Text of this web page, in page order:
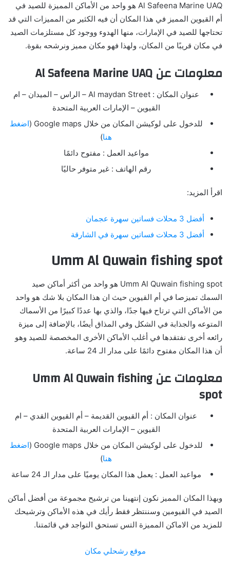
Al Safeena Marine UAQ هو واحد من الأماكن المميزة للصيد في
أم القيوين المميز في هذا المكان أن فيه الكثير من المميزات التي قد
تحتاجها للصيد في الإمارات، منها الهدوء ووجود كل مستلزمات الصيد
في مكان قريبًا من المكان، ولهذا فهو مكان مميز ونرشحه بقوة.
معلومات عن Al Safeena Marine UAQ
عنوان المكان : Al maydan Street – الراس – الميدان – ام
القيوين – الإمارات العربية المتحدة
للدخول على لوكيشن المكان من خلال Google maps (
اضغط
هنا)
مواعيد العمل : مفتوح دائمًا
رقم الهاتف : غير متوفر حاليًا
اقرأ المزيد:
أفضل 3 محلات فساتين سهرة عجمان
أفضل 3 محلات فساتين سهرة في الشارقة
Umm Al Quwain fishing spot
Umm Al Quwain fishing spot هو واحد من أكثر أماكن صيد
السمك تميزصا في أم القيوين حيث ان هذا المكان بلا شك هو واحد
من الأماكن التي ترتاح فيها جدًا، والذي بها عددًا كبيرًا من الأسماك
المتوعه والجذابة في الشكل وفي المذاق أيضًا، بالإضافة إلى ميزة
رائعه أخرى نفتقدها في أغلب الأماكن الأخرى المخصصة للصيد وهو
أن هذا المكان مفتوح دائمًا على مدار الـ 24 ساعة.
معلومات عن Umm Al Quwain fishing
spot
عنوان المكان : أم القيوين القديمة – أم القيوين القدي – ام
القيوين – الإمارات العربية المتحدة
للدخول على لوكيشن المكان من خلال Google maps (
اضغط
هنا)
مواعيد العمل : يعمل هذا المكان يوميًا على مدار الـ 24 ساعة
وبهذا المكان المميز نكون إنتهينا من ترشيح مجموعة من أفضل أماكن
الصيد في القيومين وسننتظر فقط رأيك في هذه الأماكن وترشيحك
للمزيد من الاماكن المميزة التس تستحق التواجد في قائمتنا.
موقع رشحلي مكان